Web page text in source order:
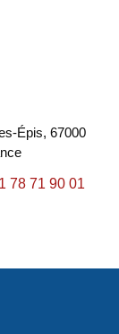
Épis, 67000
78 71 90 01